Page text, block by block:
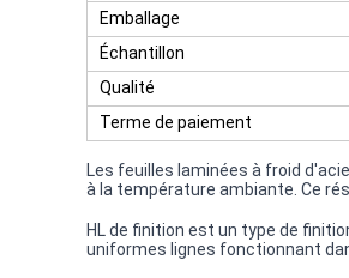
Emballage
Échantillon
Qualité
Terme de paiement
Les feuilles laminées à froid
à la température ambiante. Ce
HL de finition est un type de
uniformes lignes fonctionnant